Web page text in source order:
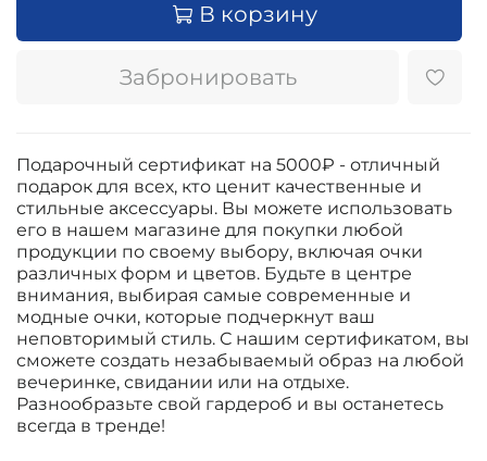
В корзину
Забронировать
Подарочный сертификат на 5000₽ - отличный
подарок для всех, кто ценит качественные и
стильные аксессуары. Вы можете использовать
его в нашем магазине для покупки любой
продукции по своему выбору, включая очки
различных форм и цветов. Будьте в центре
внимания, выбирая самые современные и
модные очки, которые подчеркнут ваш
неповторимый стиль. С нашим сертификатом, вы
сможете создать незабываемый образ на любой
вечеринке, свидании или на отдыхе.
Разнообразьте свой гардероб и вы останетесь
всегда в тренде!